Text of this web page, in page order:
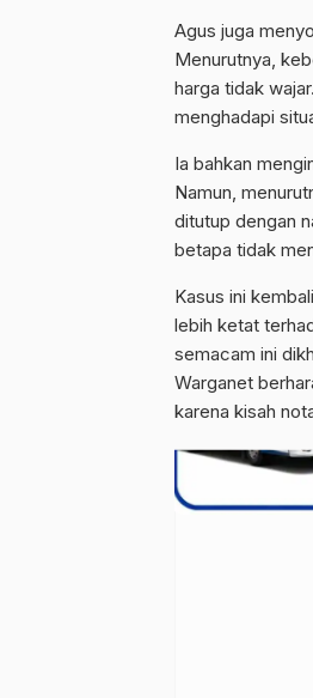
Agus juga
Menurutnya,
harga tidak
menghadapi
Ia bahkan
Namun,
ditutup dengan
betapa tidak
Kasus ini
lebih ketat
semacam ini
Warganet
karena kisah